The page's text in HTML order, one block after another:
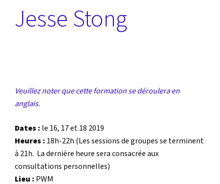
Jesse Stong
Veuillez noter que cette formation se déroulera en
anglais.
Dates : le 16, 17 et 18 2019
Heures : 18h-22h (Les sessions de groupes se terminent
à 21h. La dernière heure sera consacrée aux
consultations personnelles)
Lieu : PWM